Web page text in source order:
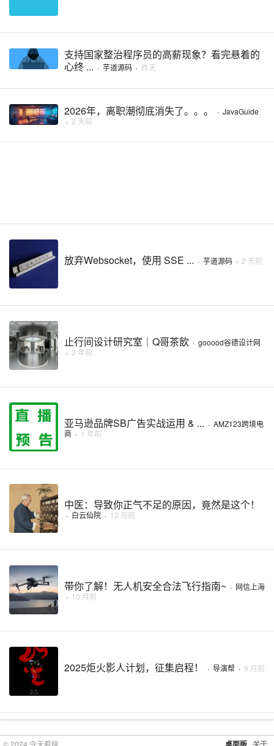
支持国家整治程序员的高薪现象？看完悬着的
心终 ... · 芋道源码 · 昨天
2026年，离职潮彻底消失了。。。 · JavaGuide
· 2 天前
放弃Websocket，使用 SSE ... · 芋道源码 · 2 天前
止行间设计研究室｜Q哥茶飲 · gooood谷德设计网
· 2 年前
亚马逊品牌SB广告实战运用 & ... · AMZ123跨境电
商 · 1 年前
中医：导致你正气不足的原因，竟然是这个！
· 白云仙院 · 12 月前
带你了解！无人机安全合法飞行指南~ · 网信上海
· 10 月前
2025炬火影人计划，征集启程！ · 导演帮 · 9 月前